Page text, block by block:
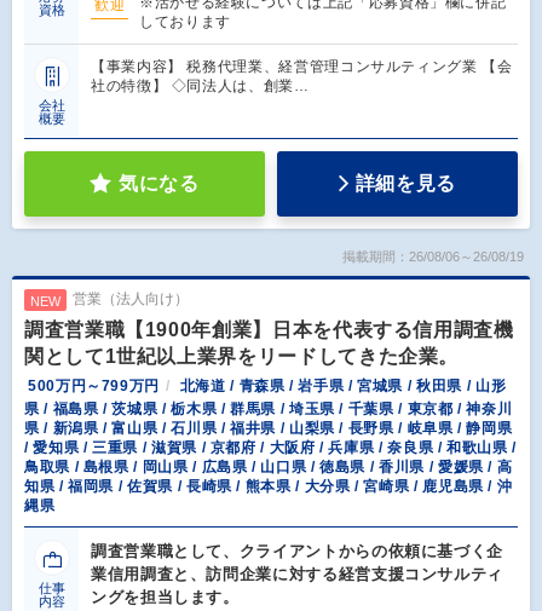
資格
歓迎
しております
会社
概要
【事業内容】 税務代理業、経営管理コンサルティング業 【会
社の特徴】 ◇同法人は、創業…
気になる 詳細を見る
掲載期間：26/08/06～26/08/19
NEW 営業（法人向け）
調査営業職【1900年創業】日本を代表する信用調査機
関として1世紀以上業界をリードしてきた企業。
500万円～799万円
北海道 / 青森県 / 岩手県 / 宮城県 / 秋田県 / 山形
県 / 福島県 / 茨城県 / 栃木県 / 群馬県 / 埼玉県 / 千葉県 / 東京都 / 神奈川
県 / 新潟県 / 富山県 / 石川県 / 福井県 / 山梨県 / 長野県 / 岐阜県 / 静岡県
/ 愛知県 / 三重県 / 滋賀県 / 京都府 / 大阪府 / 兵庫県 / 奈良県 / 和歌山県 /
鳥取県 / 島根県 / 岡山県 / 広島県 / 山口県 / 徳島県 / 香川県 / 愛媛県 / 高
知県 / 福岡県 / 佐賀県 / 長崎県 / 熊本県 / 大分県 / 宮崎県 / 鹿児島県 / 沖
縄県
仕事
内容
調査営業職として、クライアントからの依頼に基づく企
業信用調査と、訪問企業に対する経営支援コンサルティ
ングを担当します。